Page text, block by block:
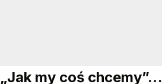
„Jak my coś chcemy”…